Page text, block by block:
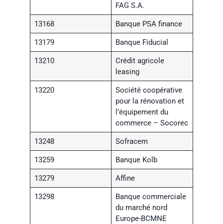
FAG S.A.
13168 Banque PSA finance
13179 Banque Fiducial
13210
Crédit agricole
leasing
13220
Société coopérative
pour la rénovation et
l’équipement du
commerce – Socorec
13248 Sofracem
13259 Banque Kolb
13279 Affine
13298
Banque commerciale
du marché nord
Europe-BCMNE